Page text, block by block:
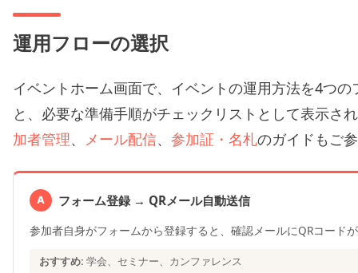
運用フローの選択
イベントホーム画面で、イベントの運用方法を4つ
と、必要な準備手順がチェックリストとして表示さ
加者管理、 メール配信、 参加証・名札のガイドもご
A フォーム登録 → QRメール自動送信
参加者自身がフォームから登録すると、確認メールにQRコード
おすすめ: 学会、セミナー、カンファレンス